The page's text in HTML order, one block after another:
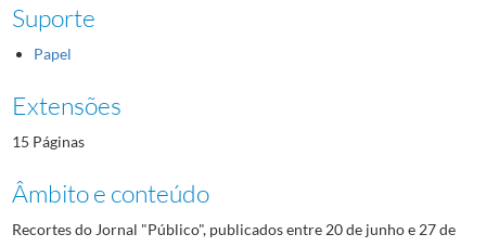
Suporte
Papel
Extensões
15 Páginas
Âmbito e conteúdo
Recortes do Jornal "Público", publicados entre 20 de junho e 27 de